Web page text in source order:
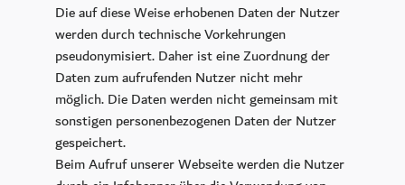
Die auf diese Weise erhobenen Daten der Nutzer
werden durch technische Vorkehrungen
pseudonymisiert. Daher ist eine Zuordnung der
Daten zum aufrufenden Nutzer nicht mehr
möglich. Die Daten werden nicht gemeinsam mit
sonstigen personenbezogenen Daten der Nutzer
gespeichert.
Beim Aufruf unserer Webseite werden die Nutzer